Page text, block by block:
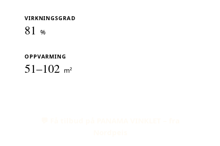
VIRKNINGSGRAD
81 %
OPPVARMING
51–102 m²